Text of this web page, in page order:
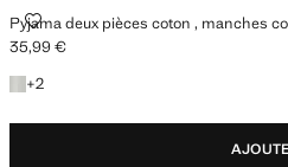
Pyjama deux pièces coton , manches
PYJAMA DEUX PIÈCES COTON ,
Prix actuel [35,99 € ]
35,99 €
+2
+2 couleurs